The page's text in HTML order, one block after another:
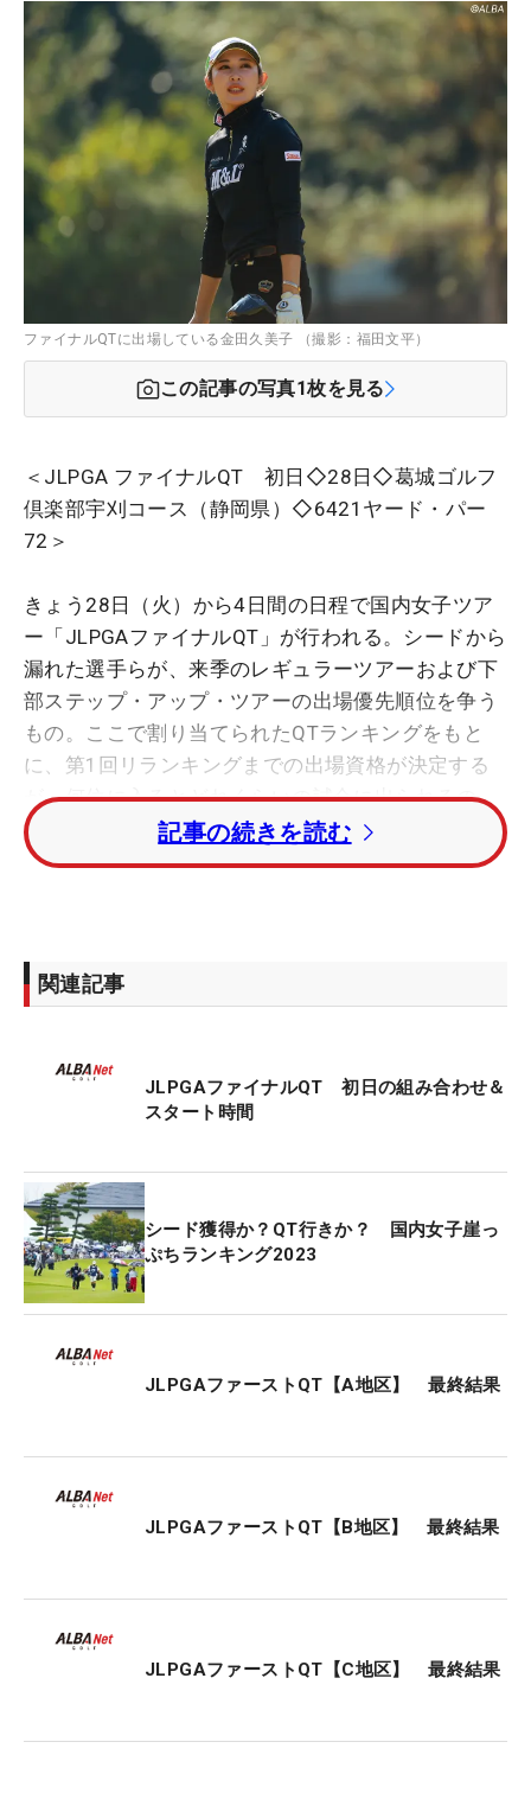
ファイナルQTに出場している金田久美子 （撮影：福田文平）
この記事の写真1枚を見る
＜JLPGA ファイナルQT 初日◇28日◇葛城ゴルフ
倶楽部宇刈コース（静岡県）◇6421ヤード・パー
72＞
きょう28日（火）から4日間の日程で国内女子ツア
ー「JLPGAファイナルQT」が行われる。シードから
漏れた選手らが、来季のレギュラーツアーおよび下
部ステップ・アップ・ツアーの出場優先順位を争う
もの。ここで割り当てられたQTランキングをもと
に、第1回リランキングまでの出場資格が決定する
が、何位に入るとどれくらいの試合に出られるの
か。今季の結果をもとに、整理してみたい。
QTの正式名称は「クォリファイングトーナメント」
（Qualifying Tournament）。頭文字を取ってこう呼
21～24日の4日間の日程で、A地区（埼玉）、B地区
（静岡）、C地区（岡山）の3地域で行われた。ファ
ーストQTを突破した選手らに、今季でシードを喪失
手、ステップ優勝者などが加わり、計104名でファ
イナルQTが行われる。
トーナメントは各大会によって出場人数が決められ
ている。まずは出場権が約束されている選手（シー
ド、永久、準シード選手ら）が順にその枠を埋めて
いく。そして主催者推薦の選手にも枠が割り振ら
例えば、総出場人数が108人の大会に、にシード選
手らが50人、推薦の選手が20人出場したら、残るは
る、ということになる。欠場者などが出た場合、QT
ランクで次点の選手がウェイティングから繰り上が
りで出場できる。
記事の続きを読む
関連記事
JLPGAファイナルQT 初日の組み合わせ＆
スタート時間
シード獲得か？QT行きか？ 国内女子崖っ
ぷちランキング2023
JLPGAファーストQT【A地区】 最終結果
JLPGAファーストQT【B地区】 最終結果
JLPGAファーストQT【C地区】 最終結果